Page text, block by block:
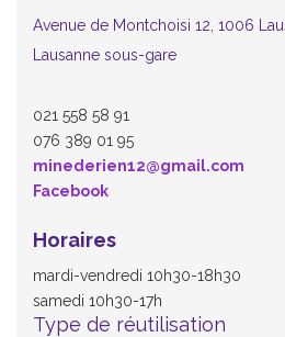
Avenue de Montchoisi 12, 1006
Lausanne sous-gare
021 558 58 91
076 389 01 95
minederien12@gmail.com
Facebook
Horaires
mardi-vendredi 10h30-18h30
samedi 10h30-17h
Type de réutilisation